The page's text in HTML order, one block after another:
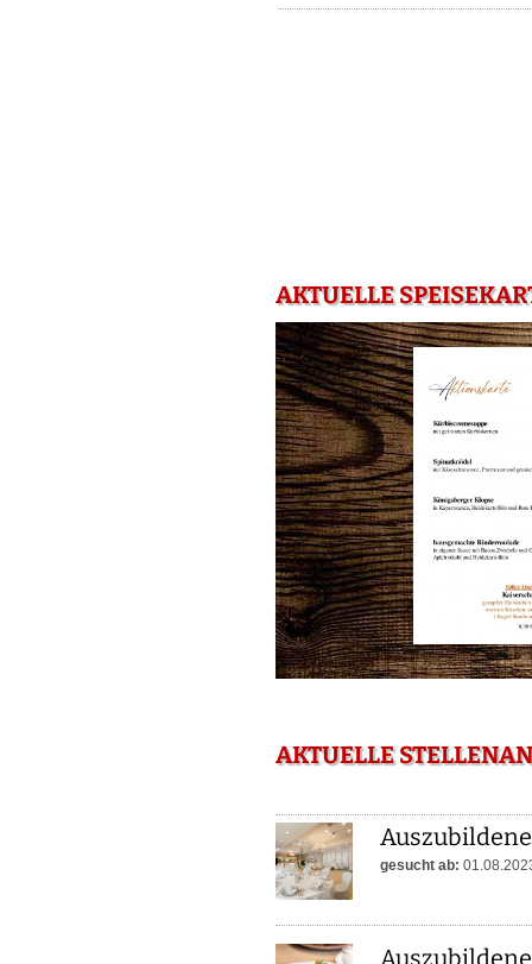
AKTUELLE
AKTUELLE
gesucht ab: